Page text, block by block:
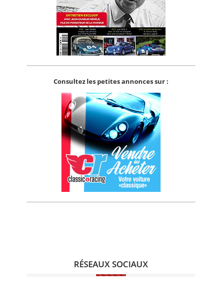
Consultez les petites annonces sur :
RÉSEAUX SOCIAUX